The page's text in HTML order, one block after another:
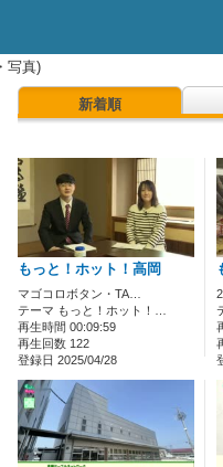
写真)
新着順
もっと！ホット！高岡
マゴコロボタン・TA…
テーマ もっと！ホット！…
再生時間 00:09:59
再生回数 122
登録日 2025/04/28